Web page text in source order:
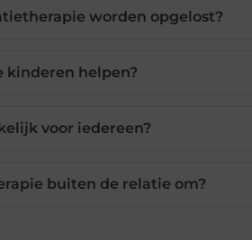
worden opgelost?
kinderen helpen?
voor iedereen?
buiten de relatie om?